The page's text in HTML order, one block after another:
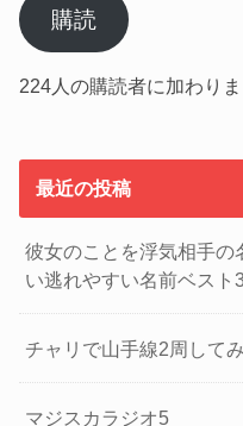
ア
ド
ス
購読
224人の購読者に加わりま
最近の投稿
彼女のことを浮気相手
い逃れやすい名前ベスト
チャリで山手線2周して
マジスカラジオ5